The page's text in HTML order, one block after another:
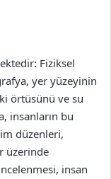
Fiziksel
yer yüzeyinin
örtüsünü ve su
insanların bu
düzenleri,
üzerinde
insan